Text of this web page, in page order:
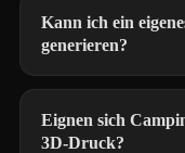
Kann ich ein
generieren?
Eignen sich
3D-Druck?